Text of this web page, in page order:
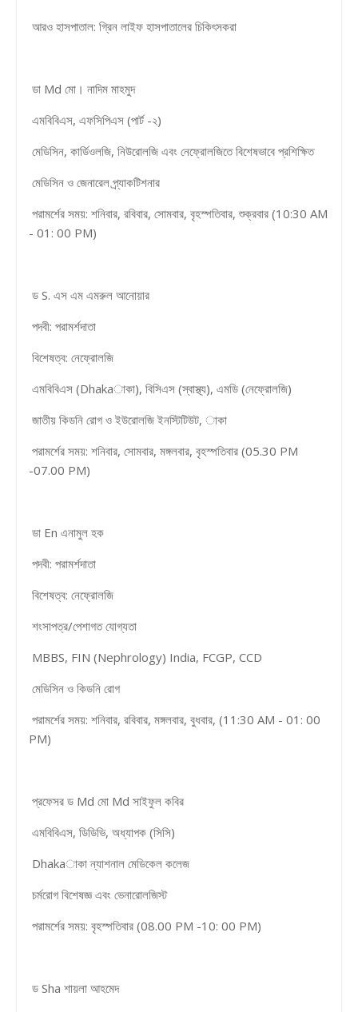
আরও হাসপাতাল: গ্রিন লাইফ হাসপাতালের চিকিৎসকরা
ডা Md মো। নাদিম মাহমুদ
এমবিবিএস, এফসিপিএস (পার্ট -২)
মেডিসিন, কার্ডিওলজি, নিউরোলজি এবং নেফ্রোলজিতে বিশেষভাবে প্রশিক্ষিত
মেডিসিন ও জেনারেল প্র্যাকটিশনার
পরামর্শের সময়: শনিবার, রবিবার, সোমবার, বৃহস্পতিবার, শুক্রবার (10:30 AM
- 01: 00 PM)
ড S. এস এম এমরুল আনোয়ার
পদবী: পরামর্শদাতা
বিশেষত্ব: নেফ্রোলজি
এমবিবিএস (Dhakaাকা), বিসিএস (স্বাস্থ্য), এমডি (নেফ্রোলজি)
জাতীয় কিডনি রোগ ও ইউরোলজি ইনস্টিটিউট, াকা
পরামর্শের সময়: শনিবার, সোমবার, মঙ্গলবার, বৃহস্পতিবার (05.30 PM
-07.00 PM)
ডা En এনামুল হক
পদবী: পরামর্শদাতা
বিশেষত্ব: নেফ্রোলজি
শংসাপত্র/পেশাগত যোগ্যতা
MBBS, FIN (Nephrology) India, FCGP, CCD
মেডিসিন ও কিডনি রোগ
পরামর্শের সময়: শনিবার, রবিবার, মঙ্গলবার, বুধবার, (11:30 AM - 01: 00
PM)
প্রফেসর ড Md মো Md সাইফুল কবির
এমবিবিএস, ডিডিভি, অধ্যাপক (সিসি)
Dhakaাকা ন্যাশনাল মেডিকেল কলেজ
চর্মরোগ বিশেষজ্ঞ এবং ভেনারোলজিস্ট
পরামর্শের সময়: বৃহস্পতিবার (08.00 PM -10: 00 PM)
ড Sha শায়লা আহমেদ